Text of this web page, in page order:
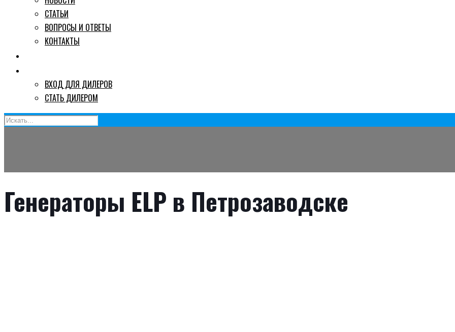
СТАТЬИ
ВОПРОСЫ И ОТВЕТЫ
КОНТАКТЫ
ВХОД ДЛЯ ДИЛЕРОВ
СТАТЬ ДИЛЕРОМ
Генераторы ELP в Петрозаводске